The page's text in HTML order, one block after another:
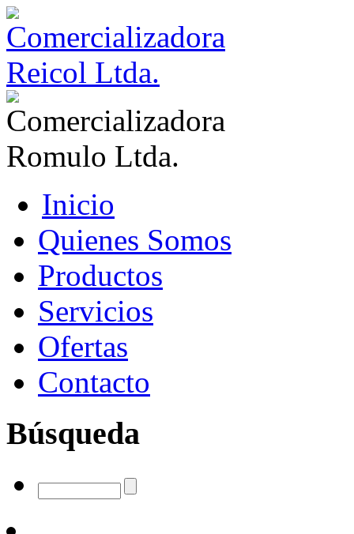
Inicio
Quienes Somos
Productos
Servicios
Ofertas
Contacto
Búsqueda